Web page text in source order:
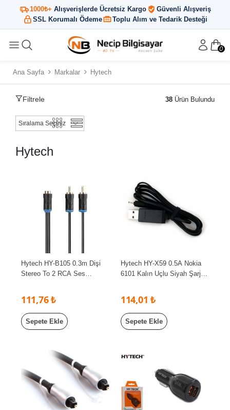
1000₺+ Alışverişlerde Ücretsiz Kargo
Güvenli Alışveriş
SSL Korumalı Ödeme
Toplu Alım ve Tedarik Desteği
0
Ana Sayfa Markalar Hytech
Filtrele 38 Ürün Bulundu
Hytech
Hytech HY-B105 0.3m Dişi
Stereo To 2 RCA Ses
111,76 ₺
Sepete Ekle
Hytech HY-X59 0.5A Nokia
6101 Kalın Uçlu Siyah Şarj
114,01 ₺
Sepete Ekle